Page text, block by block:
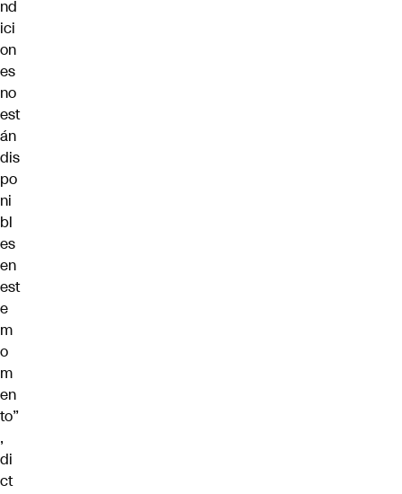
nd
ici
on
es
no
est
án
dis
po
ni
bl
es
en
est
e
m
o
m
en
to”
,
di
ct